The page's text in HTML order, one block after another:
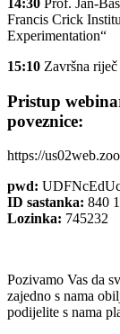
Francis Crick
Experimentation“
15:10 Završna
Pristup
poveznice:
https://
pwd:
ID sastanka: 840
Lozinka: 745232
Pozivamo Vas da
zajedno s nama
podijelite s nama